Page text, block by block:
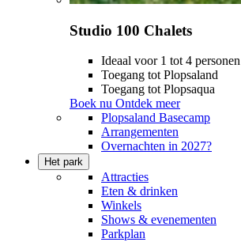
Studio 100 Chalets
Ideaal voor 1 tot 4 personen
Toegang tot Plopsaland
Toegang tot Plopsaqua
Boek nu Ontdek meer
Plopsaland Basecamp
Arrangementen
Overnachten in 2027?
Het park
Attracties
Eten & drinken
Winkels
Shows & evenementen
Parkplan